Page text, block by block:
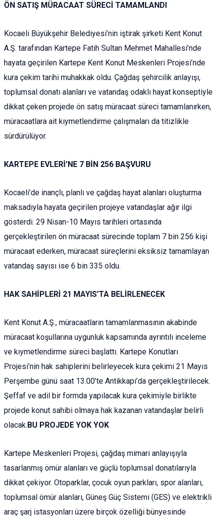
ÖN SATIŞ MÜRACAAT SÜRECİ TAMAMLANDI
Kocaeli Büyükşehir Belediyesi’nin iştirak şirketi Kent Konut
A.Ş. tarafından Kartepe Fatih Sultan Mehmet Mahallesi’nde
hayata geçirilen Kartepe Kent Konut Meskenleri Projesi’nde
kura çekim tarihi muhakkak oldu. Çağdaş şehircilik anlayışı,
toplumsal donatı alanları ve vatandaş odaklı hayat konseptiyle
dikkat çeken projede ön satış müracaat süreci tamamlanırken,
müracaatlara ait kıymetlendirme çalışmaları da titizlikle
sürdürülüyor.
KARTEPE EVLERİ’NE 7 BİN 256 BAŞVURU
Kocaeli’de inançlı, planlı ve çağdaş hayat alanları oluşturma
maksadıyla hayata geçirilen projeye vatandaşlar ağır ilgi
gösterdi. 29 Nisan-10 Mayıs tarihleri ortasında
gerçekleştirilen ön müracaat sürecinde toplam 7 bin 256 kişi
müracaat ederken, müracaat süreçlerini eksiksiz tamamlayan
vatandaş sayısı ise 6 bin 335 oldu.
HAK SAHİPLERİ 21 MAYIS’TA BELİRLENECEK
Kent Konut A.Ş., müracaatların tamamlanmasının akabinde
müracaat koşullarına uygunluk kapsamında ayrıntılı inceleme
ve kıymetlendirme süreci başlattı. Kartepe Konutları
Projesi’nin hak sahiplerini belirleyecek kura çekimi 21 Mayıs
Perşembe günü saat 13.00’te Antikkapı’da gerçekleştirilecek.
Şeffaf ve adil bir formda yapılacak kura çekimiyle birlikte
projede konut sahibi olmaya hak kazanan vatandaşlar belirli
olacak. BU PROJEDE YOK YOK
Kartepe Meskenleri Projesi, çağdaş mimari anlayışıyla
tasarlanmış ömür alanları ve güçlü toplumsal donatılarıyla
dikkat çekiyor. Otoparklar, çocuk oyun parkları, spor alanları,
toplumsal ömür alanları, Güneş Güç Sistemi (GES) ve elektrikli
araç şarj istasyonları üzere birçok özelliği bünyesinde